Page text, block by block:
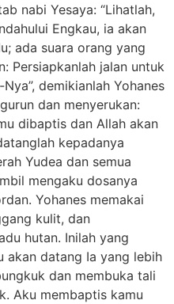
nabi Yesaya: “Lihatlah,
Engkau, ia akan
ada suara orang yang
Persiapkanlah jalan untuk
demikianlah Yohanes
dan menyerukan:
dibaptis dan Allah akan
kepadanya
Yudea dan semua
mengaku dosanya
Yohanes memakai
kulit, dan
hutan. Inilah yang
akan datang Ia yang lebih
dan membuka tali
Aku membaptis kamu